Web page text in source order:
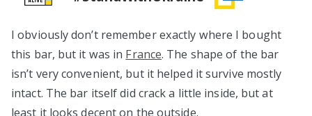
I obviously don’t remember exactly where I bought
this bar, but it was in France. The shape of the bar
isn’t very convenient, but it helped it survive mostly
intact. The bar itself did crack a little inside, but at
least it looks decent on the outside.